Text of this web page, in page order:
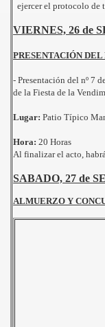
ejercer el protocolo de
VIERNES, 26 de
PRESENTACIÓN
- Presentación del nº 7
de la Fiesta de la
Lugar: Patio Típico
Hora: 20 Horas
Al finalizar el acto,
SABADO, 27 de
ALMUERZO Y